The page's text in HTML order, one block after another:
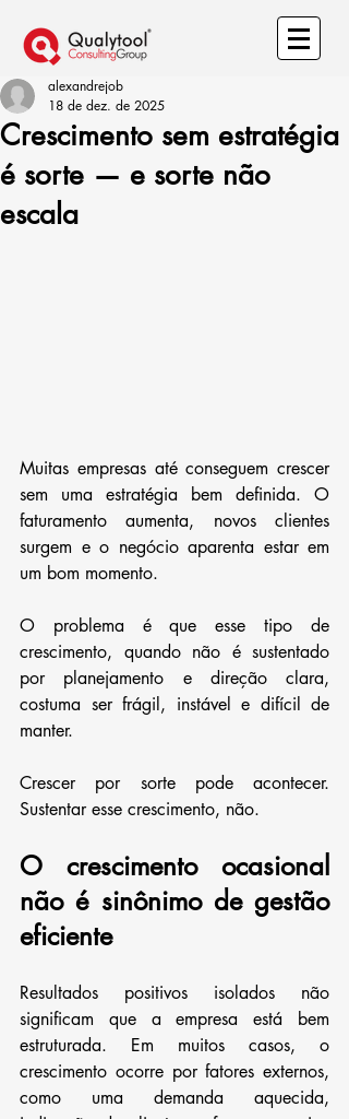
Crescimento sem estratégia
é sorte — e sorte não
escala
alexandrejob
18 de dez. de 2025
Muitas empresas até conseguem crescer
sem uma estratégia bem definida. O
faturamento aumenta, novos clientes
surgem e o negócio aparenta estar em
um bom momento.
O problema é que esse tipo de
crescimento, quando não é sustentado
por planejamento e direção clara,
costuma ser frágil, instável e difícil de
manter.
Crescer por sorte pode acontecer.
Sustentar esse crescimento, não.
O crescimento ocasional
não é sinônimo de gestão
eficiente
Resultados positivos isolados não
significam que a empresa está bem
estruturada. Em muitos casos, o
crescimento ocorre por fatores externos,
como uma demanda aquecida,